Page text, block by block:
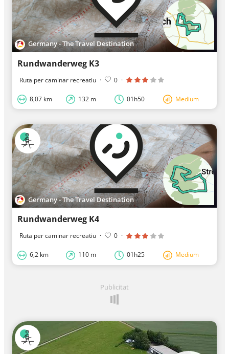
Germany - The Travel Destination
Rundwanderweg K3
Ruta per caminar recreatiu · 0 ·
8,07 km 132 m 01h50 Medium
Germany - The Travel Destination
Rundwanderweg K4
Ruta per caminar recreatiu · 0 ·
6,2 km 110 m 01h25 Medium
Publicitat